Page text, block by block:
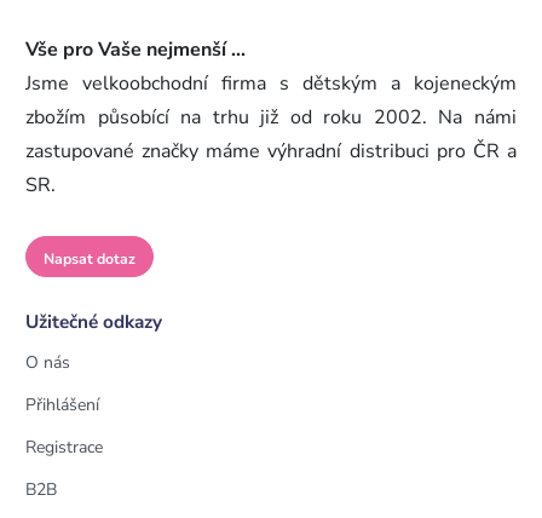
Vše pro Vaše nejmenší ...
Jsme velkoobchodní firma s dětským a kojeneckým
zbožím působící na trhu již od roku 2002. Na námi
zastupované značky máme výhradní distribuci pro ČR a
SR.
Napsat dotaz
Užitečné odkazy
O nás
Přihlášení
Registrace
B2B